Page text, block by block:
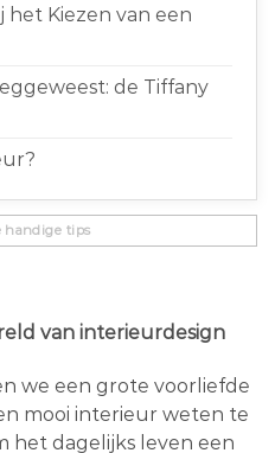
het Kiezen van een
de Tiffany
handige tips
van interieurdesign
we een grote voorliefde
mooi interieur weten te
het dagelijks leven een